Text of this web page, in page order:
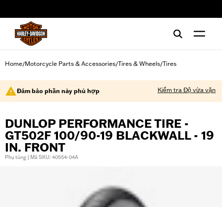
Home/Motorcycle Parts & Accessories/Tires & Wheels/Tires
Đảm bảo phần này phù hợp Kiểm tra Độ vừa vặn
DUNLOP PERFORMANCE TIRE -
GT502F 100/90-19 BLACKWALL - 19
IN. FRONT
Phụ tùng | Mã SKU: 40554-04A